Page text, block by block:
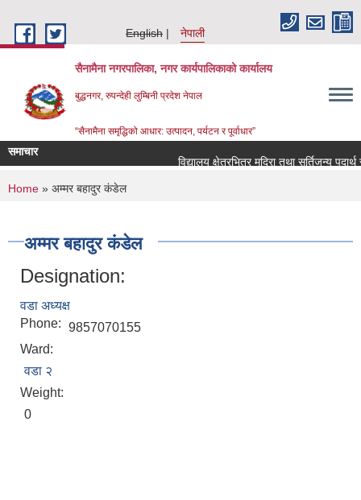
English
नेपाली
सैनामैना नगरपालिका, नगर कार्यपालिकाको कार्यालय
बुद्धनगर, रुपन्देही लुम्बिनी प्रदेश नेपाल
“सैनामैना समृद्धिको आधार: उत्पादन, पर्यटन र पूर्वाधार”
समाचार
विद्यालय क्षेत्रभित्र मदिरा तथा सुर्तिजन्य
You are here
Home » अम्मर बहादुर कंडेल
अम्मर बहादुर कंडेल
Designation:
वडा अध्यक्ष
Phone: 9857070155
Ward:
वडा २
Weight:
0